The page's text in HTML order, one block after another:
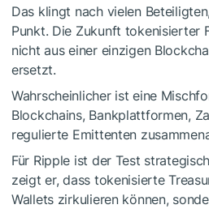
Das klingt nach vielen
Punkt. Die Zukunft tokenisierter
nicht aus einer einzigen
ersetzt.
Wahrscheinlicher ist eine
Blockchains, Bankplattformen,
regulierte Emittenten
Für Ripple ist der Test
zeigt er, dass tokenisierte
Wallets zirkulieren können,